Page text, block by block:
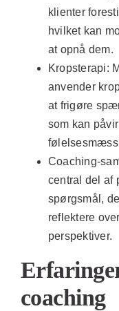
klienter
hvilket kan
at opnå dem.
Kropsterapi:
anvender
at frigøre
som kan
Coaching-
central del af
spørgsmål,
reflektere
perspektiver.
coaching